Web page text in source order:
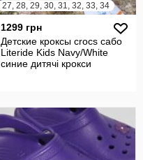
27, 28, 29, 30, 31, 32, 33, 34
1299 грн
Детские кроксы crocs сабо
Literide Kids Navy/White
синие дитячі крокси